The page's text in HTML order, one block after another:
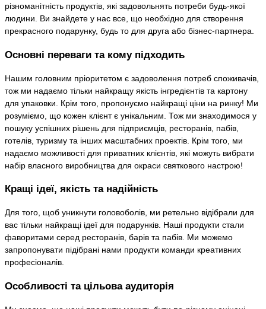
різноманітність продуктів, які задовольнять потреби будь-якої
людини. Ви знайдете у нас все, що необхідно для створення
прекрасного подарунку, будь то для друга або бізнес-партнера.
Основні переваги та кому підходить
Нашим головним пріоритетом є задоволення потреб споживачів,
тож ми надаємо тільки найкращу якість інгредієнтів та картону
для упаковки. Крім того, пропонуємо найкращі ціни на ринку! Ми
розуміємо, що кожен клієнт є унікальним. Тож ми знаходимося у
пошуку успішних рішень для підприємців, ресторанів, пабів,
готелів, туризму та інших масштабних проектів. Крім того, ми
надаємо можливості для приватних клієнтів, які можуть вибрати
набір власного виробництва для окраси святкового настрою!
Кращі ідеї, якість та надійність
Для того, щоб уникнути головоболів, ми ретельно відібрали для
вас тільки найкращі ідеї для подарунків. Наші продукти стали
фаворитами серед ресторанів, барів та пабів. Ми можемо
запропонувати підібрані нами продукти команди креативних
професіоналів.
Особливості та цільова аудиторія